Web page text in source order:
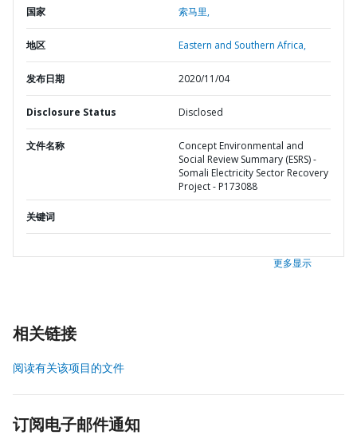
国家 索马里,
地区 Eastern and Southern Africa,
发布日期 2020/11/04
Disclosure Status Disclosed
文件名称
Concept Environmental and
Social Review Summary (ESRS) -
Somali Electricity Sector Recovery
Project - P173088
关键词
更多显示
相关链接
阅读有关该项目的文件
订阅电子邮件通知